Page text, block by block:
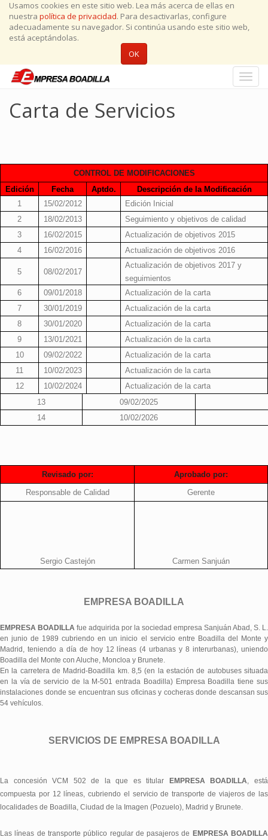
Usamos cookies en este sitio web. Lea más acerca de ellas en
nuestra política de privacidad. Para desactivarlas, configure
adecuadamente su navegador. Si continúa usando este sitio web,
está aceptándolas.
OK
Carta de Servicios
CONTROL DE MODIFICACIONES
Edición
Fecha Aptdo.
Descripción de la Modificación
1
15/02/2012
Edición Inicial
2
18/02/2013
Seguimiento y objetivos de calidad
3
16/02/2015
Actualización de objetivos 2015
4
16/02/2016 Actualización de objetivos 2016
5 08/02/2017
Actualización de objetivos 2017 y
seguimientos
6
09/01/2018
Actualización de la carta
7
30/01/2019
Actualización de la carta
8
30/01/2020
Actualización de la carta
9
13/01/2021
Actualización de la carta
10
09/02/2022
Actualización de la carta
11
10/02/2023
Actualización de la carta
12
10/02/2024
Actualización de la carta
13
09/02/2025
14
10/02/2026
Revisado por:
Aprobado por:
Responsable de Calidad
Gerente
Sergio Castejón Carmen Sanjuán
EMPRESA BOADILLA
EMPRESA BOADILLA fue adquirida por la sociedad empresa Sanjuán Abad, S. L.
en junio de 1989 cubriendo en un inicio el servicio entre Boadilla del Monte y
Madrid, teniendo a día de hoy 12 líneas (4 urbanas y 8 interurbanas), uniendo
Boadilla del Monte con Aluche, Moncloa y Brunete.
En la carretera de Madrid-Boadilla km. 8,5 (en la estación de autobuses situada
en la vía de servicio de la M-501 entrada Boadilla) Empresa Boadilla tiene sus
instalaciones donde se encuentran sus oficinas y cocheras donde descansan sus
54 vehículos.
SERVICIOS DE EMPRESA BOADILLA
La concesión VCM 502 de la que es titular EMPRESA BOADILLA, está
compuesta por 12 líneas, cubriendo el servicio de transporte de viajeros de las
localidades de Boadilla, Ciudad de la Imagen (Pozuelo), Madrid y Brunete.
Las líneas de transporte público regular de pasajeros de EMPRESA BOADILLA